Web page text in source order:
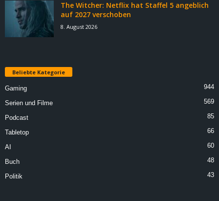
The Witcher: Netflix hat Staffel 5 angeblich
auf 2027 verschoben
8. August 2026
Beliebte Kategorie
Gaming 944
Serien und Filme 569
Podcast 85
Tabletop 66
AI 60
Buch 48
Politik 43